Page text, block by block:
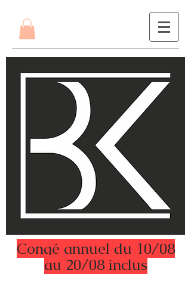
Congé annuel du 10/08
au 20/08 inclus